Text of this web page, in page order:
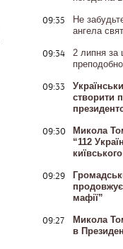
09:35
Не
ангела
09:34
2 липня за
09:33
створити
09:30
Микола
“112
09:29
мафії”
09:27
Микола
в